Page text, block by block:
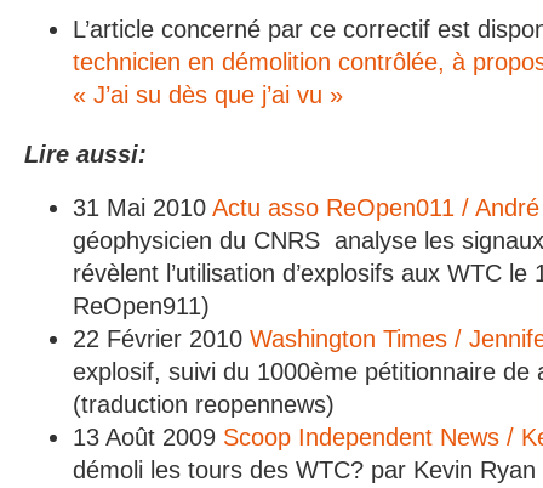
L’article concerné par ce correctif est
technicien en démolition contrôlée, à
« J’ai su dès que j’ai vu »
Lire aussi:
31 Mai 2010 Actu asso ReOpen011 /
géophysicien du CNRS analyse les
révèlent l’utilisation d’explosifs aux WTC
ReOpen911)
22 Février 2010 Washington Times /
explosif, suivi du 1000ème pétitionnaire de
(traduction reopennews)
13 Août 2009 Scoop Independent News /
démoli les tours des WTC? par Kevin